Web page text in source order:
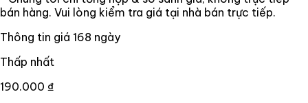
bán hàng. Vui lòng kiểm tra giá tại nhà bán trực tiếp.
Thông tin giá 168 ngày
Thấp nhất
190.000 ₫